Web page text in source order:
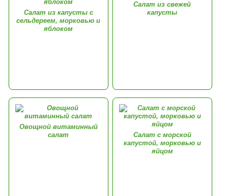
Салат из капусты с
сельдереем, морковью и
яблоком
Салат из свежей
капусты
Овощной витаминный
салат
Салат с морской
капустой, морковью и
яйцом